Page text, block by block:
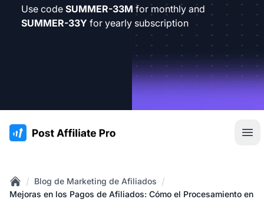
Use code SUMMER-33M for monthly and
SUMMER-33Y for yearly subscription
:site.title
Home
/ Blog de Marketing de Afiliados /
Mejoras en los Pagos de Afiliados: Cómo el Procesamiento en